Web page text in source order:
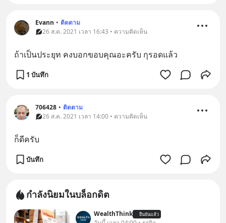
Evann • ติดตาม
26 ส.ค. 2021 เวลา 16:43 • ความคิดเห็น
ถ้าเป็นประยุท คงบอกขอบคุณอะครับ กุรอดแล้ว
1 บันทึก
706428 • ติดตาม
26 ส.ค. 2021 เวลา 14:00 • ความคิดเห็น
ก็ดีครับ
บันทึก
กำลังนิยมในบล็อกดิต
WealthThink ยืนยันแล้ว